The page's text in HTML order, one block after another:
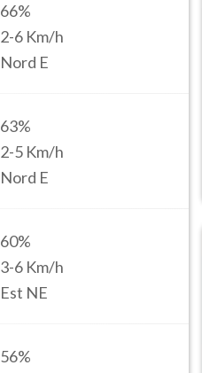
66%
2-6 Km/h
Nord E
63%
2-5 Km/h
Nord E
60%
3-6 Km/h
Est NE
56%